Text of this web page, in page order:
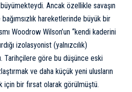
büyümekteydi. Ancak özellikle savaşın
hareketlerinde büyük bir
Woodrow Wilson’un “kendi kaderini
izolasyonist (yalnızcılık)
Tarihçilere göre bu düşünce eski
ve daha küçük yeni ulusların
için bir fırsat olarak görülmüştü.